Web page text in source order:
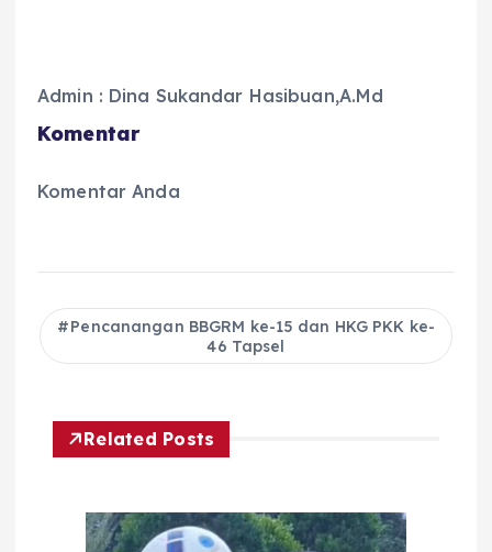
Admin : Dina Sukandar Hasibuan,A.Md
Komentar
Komentar Anda
Pencanangan BBGRM ke-15 dan HKG PKK ke-
46 Tapsel
Related Posts